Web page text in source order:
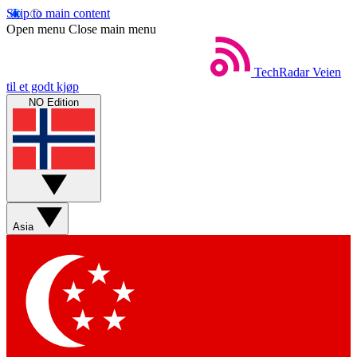
Skip to main content
Open menu Close main menu
TechRadar Veien
til et godt kjøp
NO Edition
Asia